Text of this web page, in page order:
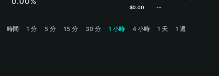
$0.00
--
時間 1 分 5 分 15 分 30 分 1 小時 4 小時 1 天 1 週